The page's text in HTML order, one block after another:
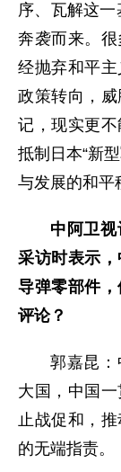
序、瓦解这一
奔袭而来。
经抛弃和平
政策转向，
记，现实更
抵制日本“新
与发展的和平
中阿卫
采访时表示
导弹零部件
评论？
郭嘉昆
大国，中国
止战促和，
的无端指责。